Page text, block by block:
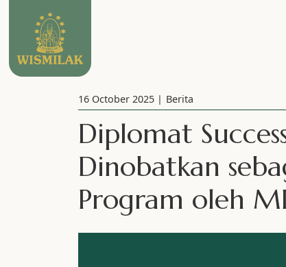
16 October 2025 Berita
Diplomat
Dinobatkan
Program oleh